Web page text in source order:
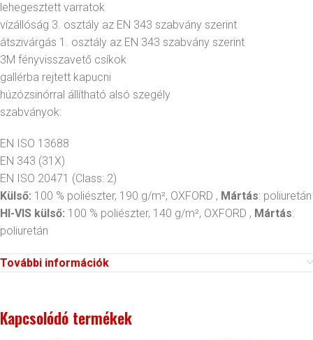
lehegesztett varratok
vízállóság 3. osztály az EN 343 szabvány szerint
átszivárgás 1. osztály az EN 343 szabvány szerint
3M fényvisszavető csíkok
gallérba rejtett kapucni
húzózsinórral állítható alsó szegély
szabványok:
EN ISO 13688
EN 343 (31X)
EN ISO 20471 (Class: 2)
Külső: 100 % poliészter, 190 g/m², OXFORD , Mártás: poliuretán
HI-VIS külső: 100 % poliészter, 140 g/m², OXFORD , Mártás:
poliuretán
További információk
Kapcsolódó termékek